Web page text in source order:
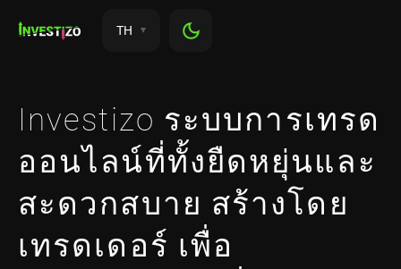
TH
Investizo ระบบการเทรด
ออนไลน์ที่ทั้งยืดหยุ่นและ
สะดวกสบาย สร้างโดย
เทรดเดอร์ เพื่อ